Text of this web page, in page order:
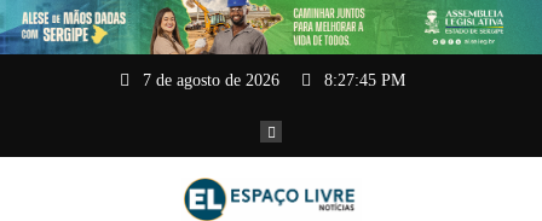
Pular
para
o
7 de agosto de 2026 8:27:46 PM